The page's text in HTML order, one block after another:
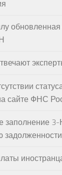
сайте ФНС
заполнение
задолженности